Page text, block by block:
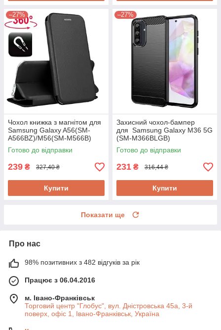
–27%
Чохол книжка з магнітом для
Samsung Galaxy A56(SM-
A566BZ)/M56(SM-M566B)
Готово до відправки
239 ₴ 327,40 ₴
Купити
–27%
Захисний чохол-бампер
для Samsung Galaxy M36 5G
(SM-M366BLGB)
Готово до відправки
231 ₴ 316,44 ₴
Купити
Показати ще
Про нас
98% позитивних з 482 відгуків за рік
Працює з 06.04.2016
м. Івано-Франківськ
Торговий центр "Глобус", вул. Дністровська 45а, 3-й
поверх, офіс 1, Івано-Франківськ, Україна